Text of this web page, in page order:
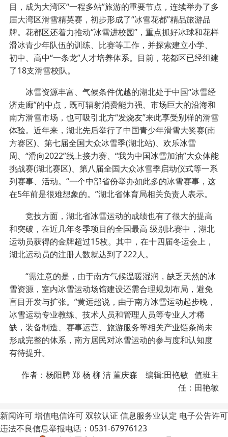
目，成为大湾区“一程多站”旅游的重要节点，连续举办了多
届大湾区滑雪精英赛，初步形成了“冰雪花都”精品旅游品
牌。花都区还着力推动“冰雪进校园”，重点抓好冰球和花样
滑冰青少年队伍的训练、比赛等工作，并探索建立小学、
初中、高中“一条龙”人才培养体系。目前，花都区已经组建
了18支滑雪校队。
冰雪资源丰富、气候条件优越的湖北处于中国“冰雪经
济走廊”的中点，既可辐射消费能力强、市场巨大的沿海和
南方滑雪市场，也可吸引北方“发烧友”来此享受别样的滑雪
体验。近年来，湖北先后举行了中国青少年滑雪大奖赛(南
方赛区)、第七届全国大众冰雪季(湖北站)、欢乐冰雪
周、“滑向2022”线上接力赛、“我为中国冰雪加油”大众体能
挑战赛(湖北赛区)、第八届全国大众冰雪季启动仪式等一系
列赛事、活动。“一个中部省份举办如此多的冰雪赛事，这
在5年前是很难想象的。”湖北省体育局相关负责人表示。
竞技方面，湖北省冰雪运动的成绩也有了很大的提高
和突破，在近几年冬季项目的全国最高 级别比赛中，湖北
运动员获得的金牌超过15枚。其中，在十四届冬运会上，
湖北运动员的注册人数就达到了222人。
“需注意的是，由于南方气候温暖湿润，缺乏天然的冰
雪资源，室内冰雪运动场馆建设还需合理规划布局，避免
盲目开发与扩张。”黄远超说，由于南方冰雪运动起步晚，
冰雪运动专业教练、技术人员和管理人员等专业人才稀
缺，装备制造、赛事运营、旅游服务等相关产业链条尚未
形成完整的体系，南方居民对冰雪运动的参与度和认知度
有待提升。
作者：杨阳腾 郑 杨 柳 洁 董庆森 编辑:田艳敏 值班主
任：田艳敏
新闻许可增值电信许可双软认证 信息服务业认定 电子公告许可
违法不良信息举报电话：0531-67976123